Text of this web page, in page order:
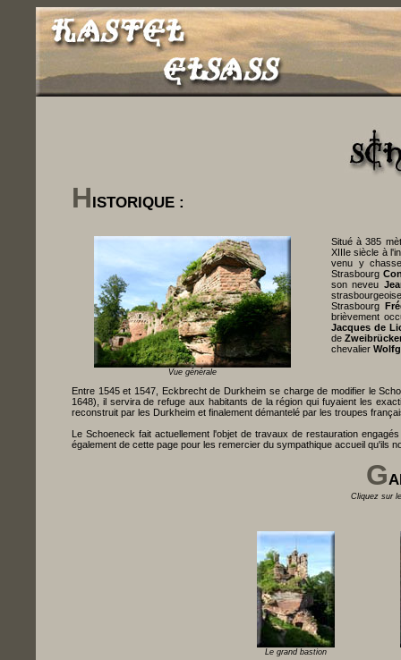
HISTORIQUE :
Vue générale
Situé à 385
XIIIe siècle à
venu y
Strasbourg
son neveu
Strasbourg
brièvement
Jacques de
de
chevalier
Entre 1545 et 1547, Eckbrecht de Durkheim se charge de modifier le
1648), il servira de refuge aux habitants de la région qui fuyaient les
reconstruit par les Durkheim et finalement démantelé par les troupes
Le Schoeneck fait actuellement l'objet de travaux de restauration
également de cette page pour les remercier du sympathique accueil qu'ils
G
Cliquez sur
Le grand bastion